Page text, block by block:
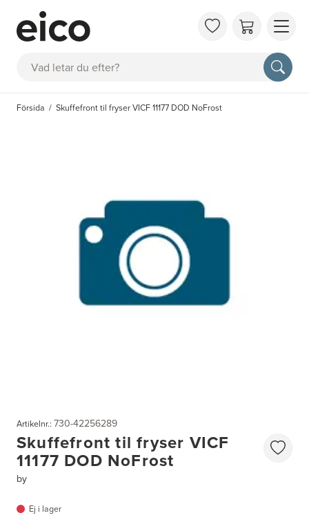
Sök
OM
FAQ
Försida Skuffefront til fryser VICF 11177 DOD NoFrost
Artikelnr.: 730-42256289
Skuffefront til fryser VICF
11177 DOD NoFrost
by
Ej i lager